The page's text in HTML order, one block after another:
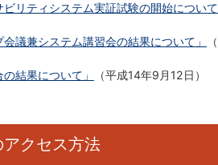
リティシステム実証試験の開始について
議兼システム講習会の結果について」
結果について」 （平成14年9月12日）
クセス方法